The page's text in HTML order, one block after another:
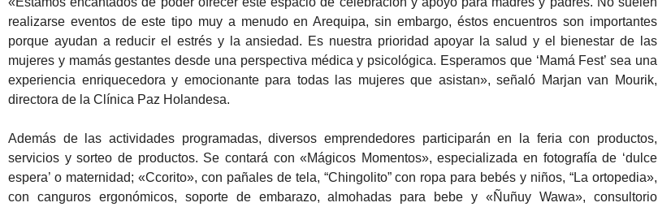
realizarse eventos de este tipo muy a menudo en Arequipa, sin embargo, éstos encuentros son importantes
porque ayudan a reducir el estrés y la ansiedad. Es nuestra prioridad apoyar la salud y el bienestar de las
mujeres y mamás gestantes desde una perspectiva médica y psicológica. Esperamos que ‘Mamá Fest’ sea una
experiencia enriquecedora y emocionante para todas las mujeres que asistan», señaló Marjan van Mourik,
directora de la Clínica Paz Holandesa.
Además de las actividades programadas, diversos emprendedores participarán en la feria con productos,
servicios y sorteo de productos. Se contará con «Mágicos Momentos», especializada en fotografía de ‘dulce
espera’ o maternidad; «Ccorito», con pañales de tela, “Chingolito” con ropa para bebés y niños, “La ortopedia»,
con canguros ergonómicos, soporte de embarazo, almohadas para bebe y «Ñuñuy Wawa», consultorio